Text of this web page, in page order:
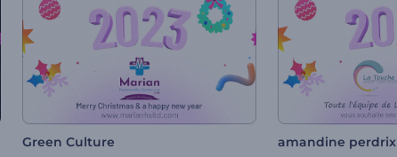
Green Culture amandine perdrix